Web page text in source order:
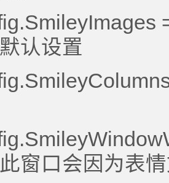
认设置
窗口会因为表